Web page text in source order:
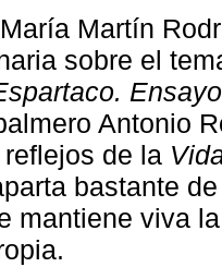
Martín
sobre el
Antonio
de la
bastante
mantiene viva